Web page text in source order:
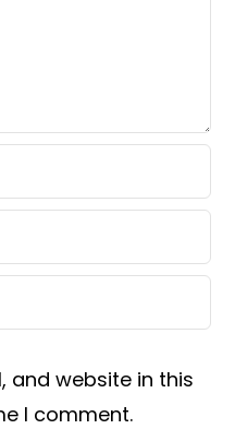
and website in this
I comment.